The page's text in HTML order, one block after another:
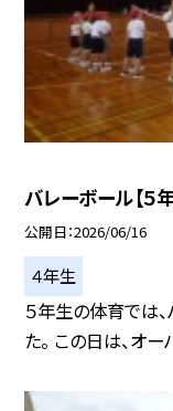
バレーボール【５
公開日 2026/06/16
４年生
５年生の体育では
た。 この日は、オ